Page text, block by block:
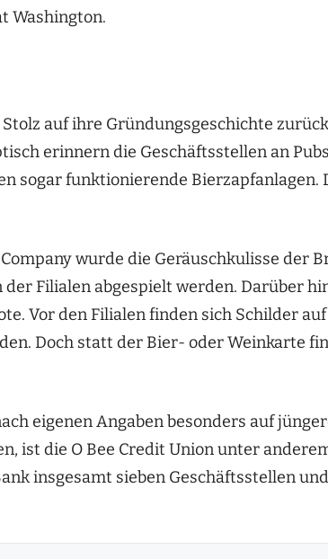
Washington.
auf ihre Gründungsgeschichte
erinnern die Geschäftsstellen an
sogar funktionierende Bierzapfanlagen.
wurde die Geräuschkulisse der
Filialen abgespielt werden. Darüber
Vor den Filialen finden sich Schilder
Doch statt der Bier- oder Weinkarte
eigenen Angaben besonders auf
ist die O Bee Credit Union unter
insgesamt sieben Geschäftsstellen